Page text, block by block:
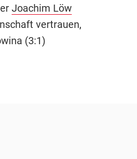
Joachim Löw
vertrauen,
(3:1)